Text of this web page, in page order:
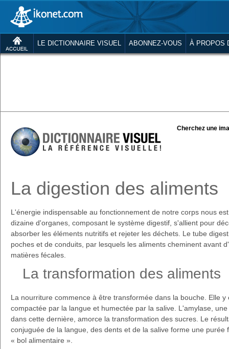
LE DICTIONNAIRE VISUEL ABONNEZ-VOUS À PROPOS
Cherchez une
La digestion des aliments
L'énergie indispensable au fonctionnement de notre corps nous
dizaine d'organes, composant le système digestif, s'allient pour
absorber les éléments nutritifs et rejeter les déchets. Le tube
poches et de conduits, par lesquels les aliments cheminent avant
matières fécales.
La transformation des aliments
La nourriture commence à être transformée dans la bouche. Elle
compactée par la langue et humectée par la salive. L'amylase,
dans cette dernière, amorce la transformation des sucres. Le
conjuguée de la langue, des dents et de la salive forme une purée
« bol alimentaire ».